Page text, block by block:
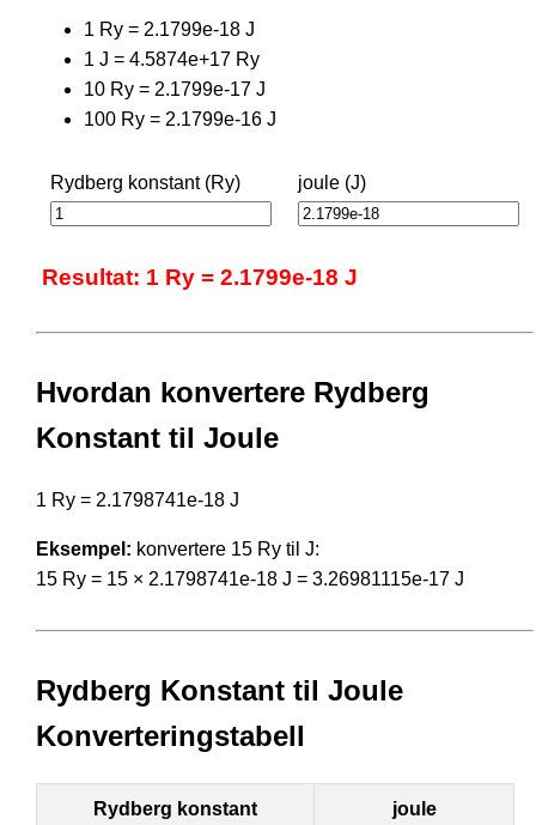
1 Ry = 2.1799e-18 J
1 J = 4.5874e+17 Ry
10 Ry = 2.1799e-17 J
100 Ry = 2.1799e-16 J
Rydberg konstant (Ry) joule (J)
Resultat: 1 Ry = 2.1799e-18 J
Hvordan konvertere Rydberg
Konstant til Joule
1 Ry = 2.1798741e-18 J
Eksempel: konvertere 15 Ry til J:
15 Ry = 15 × 2.1798741e-18 J = 3.26981115e-17 J
Rydberg Konstant til Joule
Konverteringstabell
Rydberg konstant joule